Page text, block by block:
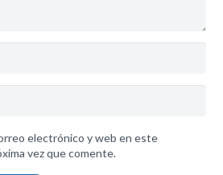
electrónico y web en este
vez que comente.